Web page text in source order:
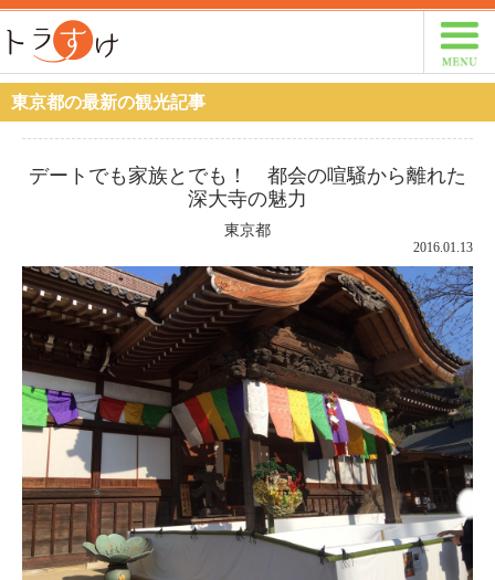
東京都の最新の観光記事
デートでも家族とでも！ 都会の喧騒から離れた
深大寺の魅力
東京都
2016.01.13